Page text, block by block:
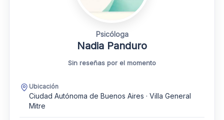
Psicóloga
Nadia Panduro
Sin reseñas por el momento
Ubicación
Ciudad Autónoma de Buenos Aires · Villa General
Mitre